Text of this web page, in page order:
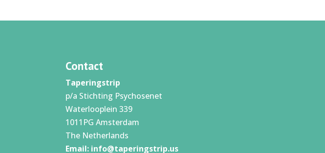
Contact
Taperingstrip
p/a Stichting Psychosenet
Waterlooplein 339
1011PG Amsterdam
The Netherlands
Email: info@taperingstrip.us